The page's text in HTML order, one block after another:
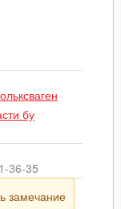
бу
36-35
замечание